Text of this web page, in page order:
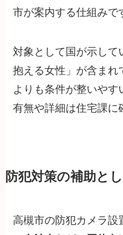
市が案内する仕組みで
対象として国が示して
抱える女性」が含まれ
よりも条件が整いや
有無や詳細は住宅課に
防犯対策の補助と
高槻市の防犯カメラ設